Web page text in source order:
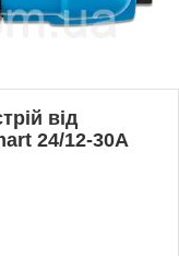
від
24/12-30A